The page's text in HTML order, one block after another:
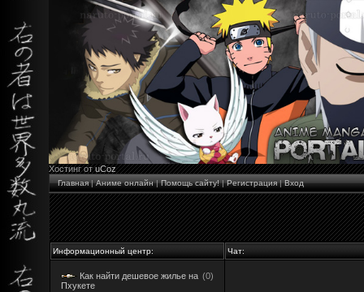
Хостинг отuCoz
Главная|Аниме онлайн|Помощь сайту!|Регистрация|Вход
Информационный центр: Чат:
Как найти дешевое жилье на
Пхукете
(0)